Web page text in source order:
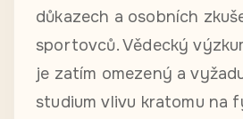
důkazech a osobních
sportovců. Vědecký
je zatím omezený a
studium vlivu kratomu na